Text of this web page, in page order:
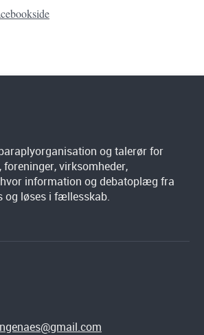
og talerør for
foreninger, virksomheder,
information og debatoplæg fra
og løses i fællesskab.